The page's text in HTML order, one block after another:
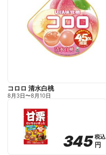
コロロ 清水白桃
8月3日〜8月10日
345
345税込
税込
円
円